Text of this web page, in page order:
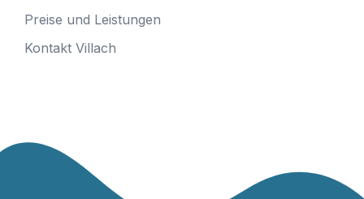
Preise und Leistungen
Kontakt Villach